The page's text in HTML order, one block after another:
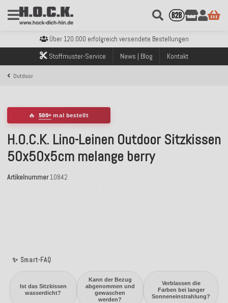
Über 120.000 erfolgreich versendete Bestellungen
Sicher bezahlen mit Klarna, PayPal & Amazon Pay
Kostenloser Versand innerhalb Deutschlands ab 99€ Bestellwert
Über 120.000 erfolgreich versendete Bestellungen
Stoffmuster-Service News | Blog Kontakt
Outdoor
✨ Smart-FAQ
Ist das Sitzkissen
wasserdicht?
Kann der Bezug
abgenommen und
gewaschen
werden?
Verblassen die
Farben bei langer
Sonneneinstrahlung?
🔥 500+ mal bestellt
H.O.C.K. Lino-Leinen Outdoor Sitzkissen
50x50x5cm melange berry
Artikelnummer10842